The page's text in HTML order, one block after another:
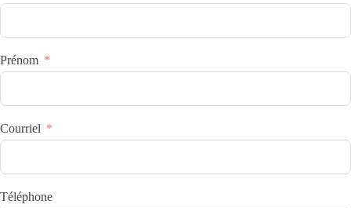
Prénom
Courriel
Téléphone